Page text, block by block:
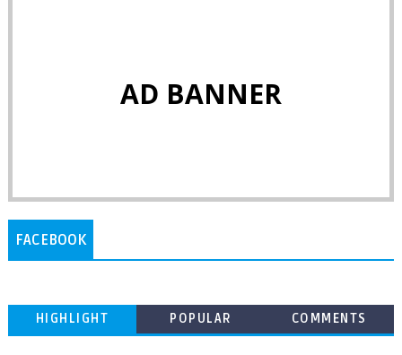
AD BANNER
FACEBOOK
HIGHLIGHT POPULAR COMMENTS